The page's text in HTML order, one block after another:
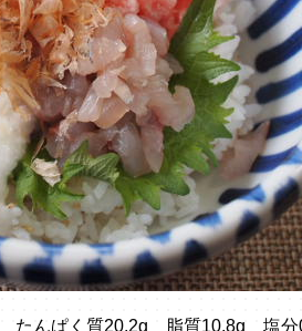
たんぱく質20.2g 脂質10.8g 塩分